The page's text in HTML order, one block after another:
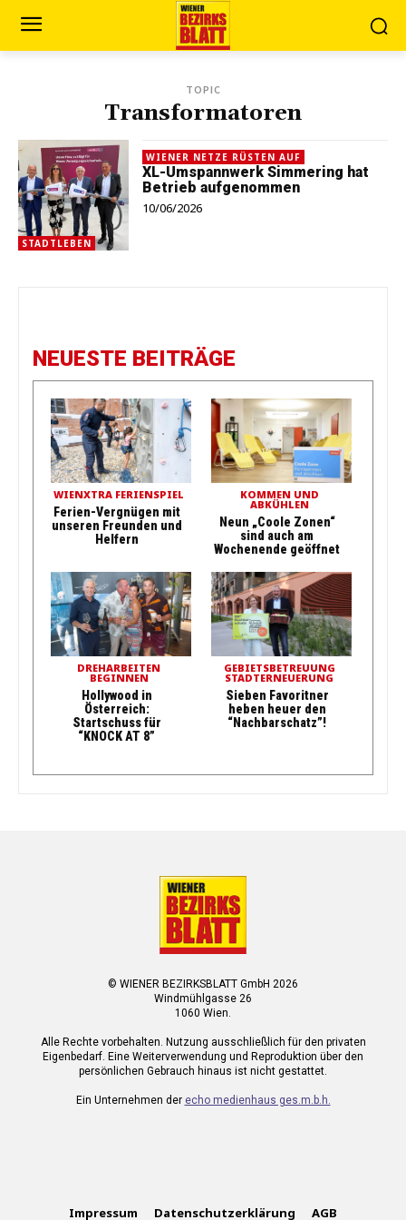
TOPIC
Transformatoren
STADTLEBEN
WIENER NETZE RÜSTEN AUF
XL-Umspannwerk Simmering hat
Betrieb aufgenommen
10/06/2026
NEUESTE BEITRÄGE
WIENXTRA FERIENSPIEL
Ferien-Vergnügen mit
unseren Freunden und
Helfern
KOMMEN UND
ABKÜHLEN
Neun „Coole Zonen“
sind auch am
Wochenende geöffnet
DREHARBEITEN
BEGINNEN
Hollywood in
Österreich:
Startschuss für
“KNOCK AT 8”
GEBIETSBETREUUNG
STADTERNEUERUNG
Sieben Favoritner
heben heuer den
“Nachbarschatz”!
© WIENER BEZIRKSBLATT GmbH 2026
Windmühlgasse 26
1060 Wien.
Alle Rechte vorbehalten. Nutzung ausschließlich für den privaten
Eigenbedarf. Eine Weiterverwendung und Reproduktion über den
persönlichen Gebrauch hinaus ist nicht gestattet.
Ein Unternehmen der echo medienhaus ges.m.b.h.
Impressum Datenschutzerklärung AGB